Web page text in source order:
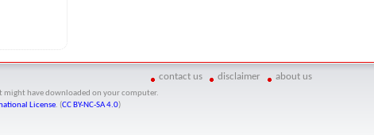
contact us disclaimer about us
might have downloaded on your computer.
License. (CC BY-NC-SA 4.0)